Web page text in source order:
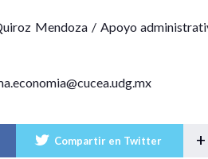
Mendoza / Apoyo
Compartir en Twitter +